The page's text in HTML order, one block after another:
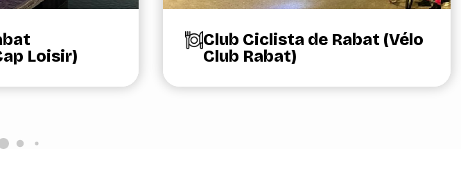
Loisir)
Club Ciclista de Rabat (Vélo
Club Rabat)